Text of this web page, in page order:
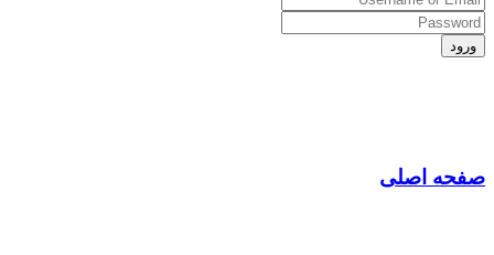
ورود
صفحه اصلی